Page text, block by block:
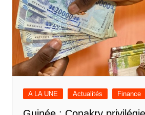
A LA UNE Actualités Finance